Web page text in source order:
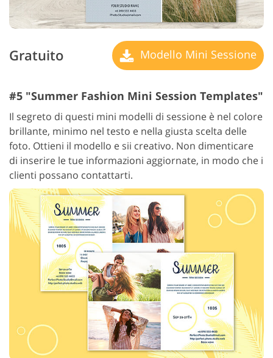
Gratuito Modello Mini Sessione
#5 "Summer Fashion Mini Session Templates"
Il segreto di questi mini modelli di sessione è nel colore
brillante, minimo nel testo e nella giusta scelta delle
foto. Ottieni il modello e sii creativo. Non dimenticare
di inserire le tue informazioni aggiornate, in modo che i
clienti possano contattarti.